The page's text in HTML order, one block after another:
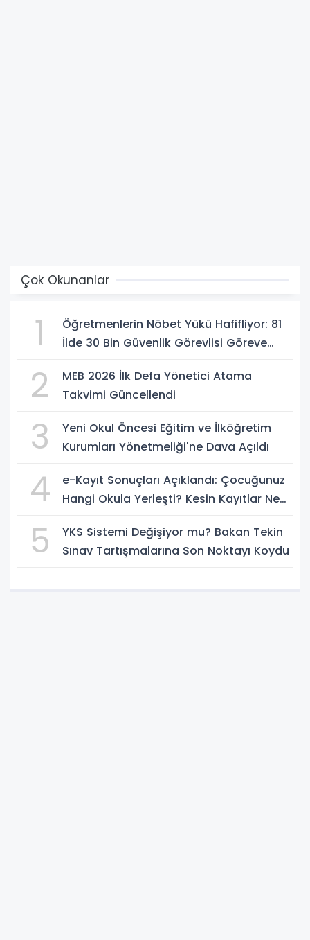
Çok Okunanlar
1
Öğretmenlerin Nöbet Yükü Hafifliyor: 81
İlde 30 Bin Güvenlik Görevlisi Göreve
2
MEB 2026 İlk Defa Yönetici Atama
Takvimi Güncellendi
3
Yeni Okul Öncesi Eğitim ve İlköğretim
Kurumları Yönetmeliği'ne Dava Açıldı
4
e-Kayıt Sonuçları Açıklandı: Çocuğunuz
Hangi Okula Yerleşti? Kesin Kayıtlar Ne
5
YKS Sistemi Değişiyor mu? Bakan Tekin
Sınav Tartışmalarına Son Noktayı Koydu